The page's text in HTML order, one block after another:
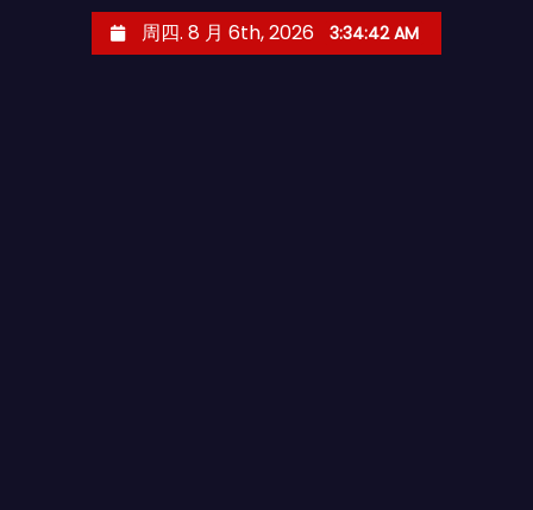
周四. 8 月 6th, 2026 3:34:43 AM